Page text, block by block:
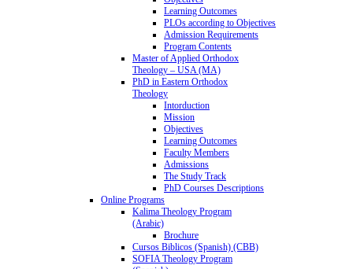
Learning Outcomes
PLOs according to Objectives
Admission Requirements
Program Contents
Master of Applied Orthodox
Theology – USA (MA)
PhD in Eastern Orthodox
Theology
Intorduction
Mission
Objectives
Learning Outcomes
Faculty Members
Admissions
The Study Track
PhD Courses Descriptions
Online Programs
Kalima Theology Program
(Arabic)
Brochure
Cursos Biblicos (Spanish) (CBB)
SOFIA Theology Program